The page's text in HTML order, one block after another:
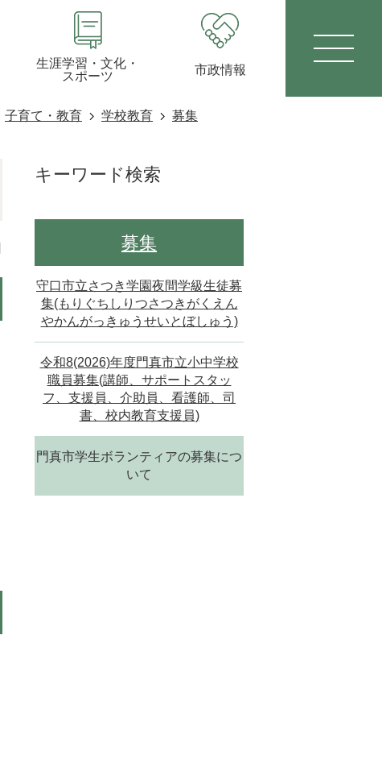
生涯学習・文化・
スポーツ
市政情報
子育て・教育 学校教育
募集
キーワード検索
募集
守口市立さつき学園夜間学級生徒募
集(もりぐちしりつさつきがくえん
やかんがっきゅうせいとぼしゅう)
令和8(2026)年度門真市立小中学校
職員募集(講師、サポートスタッ
フ、支援員、介助員、看護師、司
書、校内教育支援員)
門真市学生ボランティアの募集につ
いて